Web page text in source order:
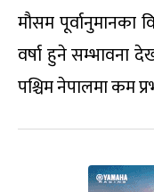
मौसम पूर्वानुमानका
वर्षा हुने सम्भावना
पश्चिम नेपालमा कम